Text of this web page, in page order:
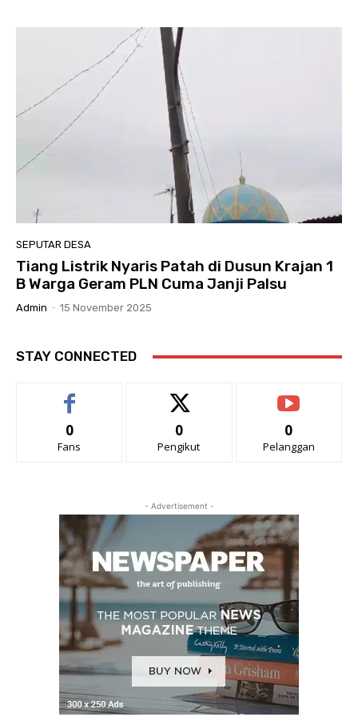
SEPUTAR DESA
Tiang Listrik Nyaris Patah di Dusun Krajan 1
B Warga Geram PLN Cuma Janji Palsu
Admin - 15 November 2025
STAY CONNECTED
0
Fans
0
Pengikut
0
Pelanggan
- Advertisement -